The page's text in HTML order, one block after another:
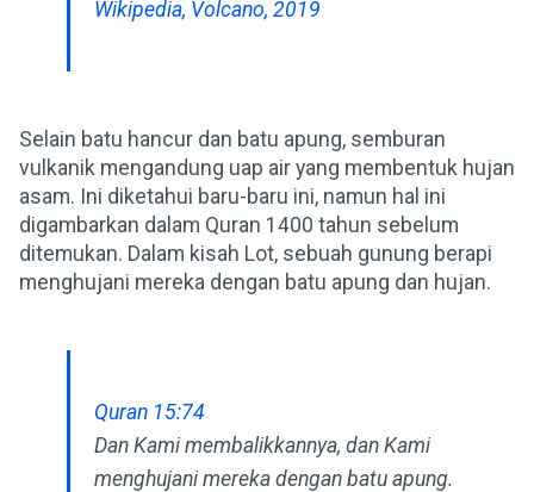
Wikipedia, Volcano, 2019
Selain batu hancur dan batu apung, semburan
vulkanik mengandung uap air yang membentuk hujan
asam. Ini diketahui baru-baru ini, namun hal ini
digambarkan dalam Quran 1400 tahun sebelum
ditemukan. Dalam kisah Lot, sebuah gunung berapi
menghujani mereka dengan batu apung dan hujan.
Quran 15:74
Dan Kami membalikkannya, dan Kami
menghujani mereka dengan batu apung.